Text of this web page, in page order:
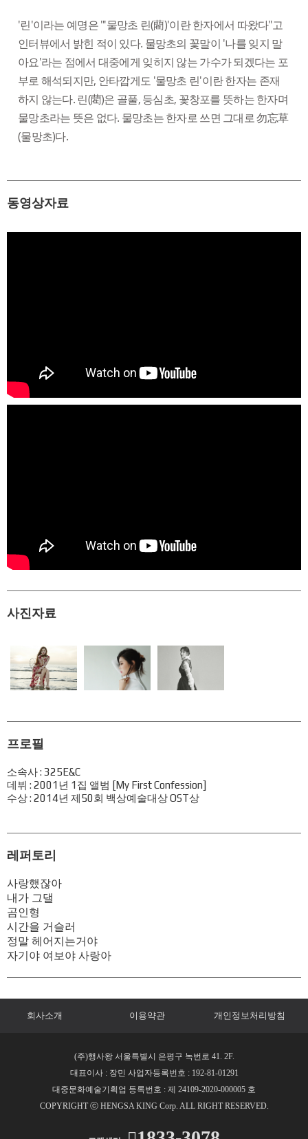
'린'이라는 예명은 "'물망초 린(藺)'이란 한자에서 따왔다"고
인터뷰에서 밝힌 적이 있다. 물망초의 꽃말이 '나를 잊지 말
아요'라는 점에서 대중에게 잊히지 않는 가수가 되겠다는 포
부로 해석되지만, 안타깝게도 '물망초 린'이란 한자는 존재
하지 않는다. 린(藺)은 골풀, 등심초, 꽃창포를 뜻하는 한자며
물망초라는 뜻은 없다. 물망초는 한자로 쓰면 그대로 勿忘草
(물망초)다.
동영상자료
사진자료
프로필
소속사 : 325E&C
데뷔 : 2001년 1집 앨범 [My First Confession]
수상 : 2014년 제50회 백상예술대상 OST상
레퍼토리
사랑했잖아
내가 그댈
곰인형
시간을 거슬러
정말 헤어지는거야
자기야 여보야 사랑아
회사소개 이용약관 개인정보처리방침
(주)행사왕 서울특별시 은평구 녹번로 41. 2F.
대표이사 : 장민 사업자등록번호 : 192-81-01291
대중문화예술기획업 등록번호 : 제 24109-2020-000005 호
COPYRIGHT ⓒ HENGSA KING Corp. ALL RIGHT RESERVED.